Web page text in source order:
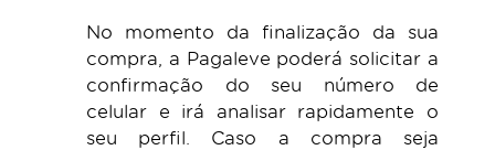
No momento da finalização da sua
compra, a Pagaleve poderá solicitar a
confirmação do seu número de
celular e irá analisar rapidamente o
seu perfil. Caso a compra seja